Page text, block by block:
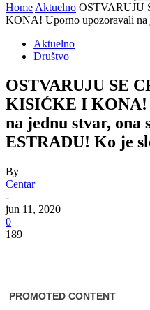
Home Aktuelno OSTVARUJU
KONA! Uporno upozoravali na
Aktuelno
Društvo
OSTVARUJU SE
KISIĆKE I KONA!
na jednu stvar, ona
ESTRADU! Ko je
By
Centar
-
jun 11, 2020
0
189